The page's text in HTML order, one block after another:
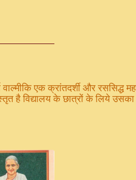
एक क्रांतदर्शी और रससिद्ध
है विद्यालय के छात्रों के लिये